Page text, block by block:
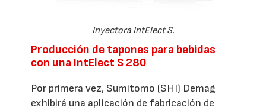
Inyectora IntElect S.
Producción de tapones para bebidas
con una IntElect S 280
Por primera vez, Sumitomo (SHI) Demag
exhibirá una aplicación de fabricación de